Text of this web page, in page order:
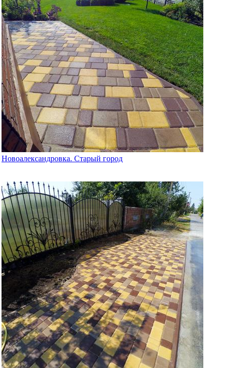
Новоалександровка. Старый город